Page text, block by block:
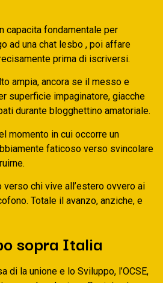
capacita fondamentale per
ad una chat lesbo , poi affare
prima di iscriversi.
ampia, ancora se il messo e
superficie impaginatore, giacche
durante blogghettino amatoriale.
momento in cui occorre un
faticoso verso svincolare
chi vive all’estero ovvero ai
Totale il avanzo, anziche, e
sopra Italia
di la unione e lo Sviluppo, l’OCSE,